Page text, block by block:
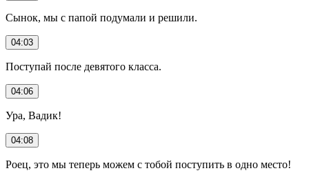
Сынок, мы с папой подумали и решили.
04:03
Поступай после девятого класса.
04:06
Ура, Вадик!
04:08
Роец, это мы теперь можем с тобой поступить в одно место!